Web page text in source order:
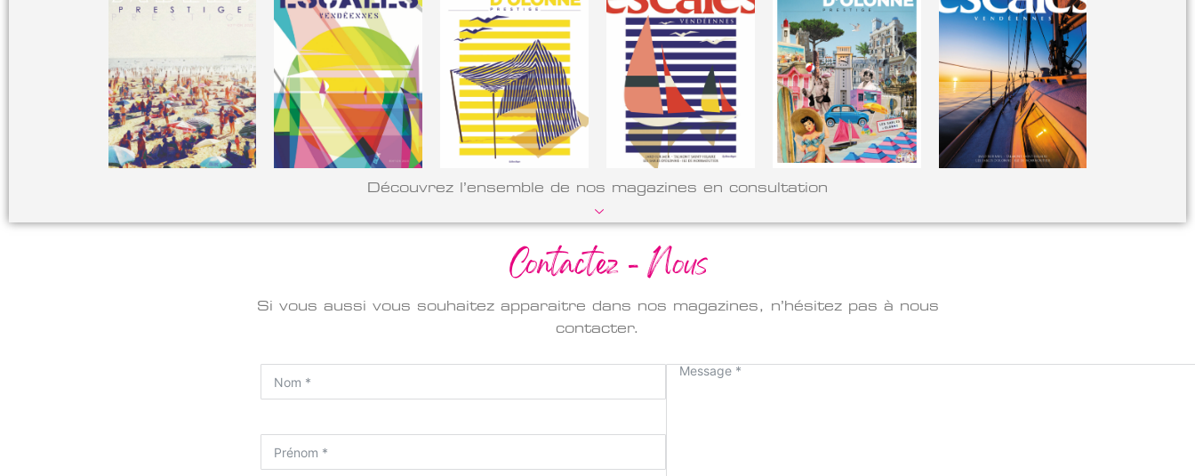
Découvrez l’ensemble de nos magazines en consultation
Contactez - Nous
Si vous aussi vous souhaitez apparaitre dans nos magazines, n’hésitez pas à nous
contacter.